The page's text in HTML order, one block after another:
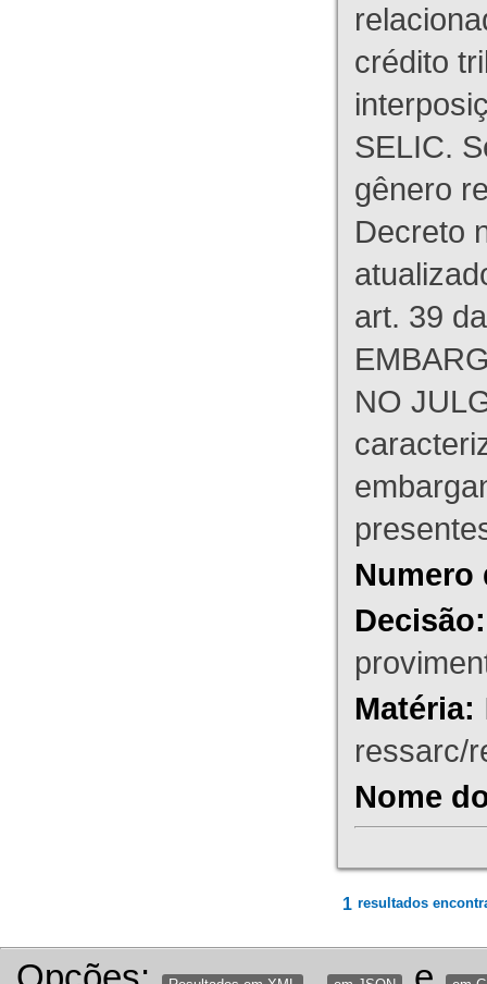
crédito
SELIC.
gênero
Decreto
art. 39
NO
Numero
Decisão:
Matéria:
ressarc/
Nome
1 resultados